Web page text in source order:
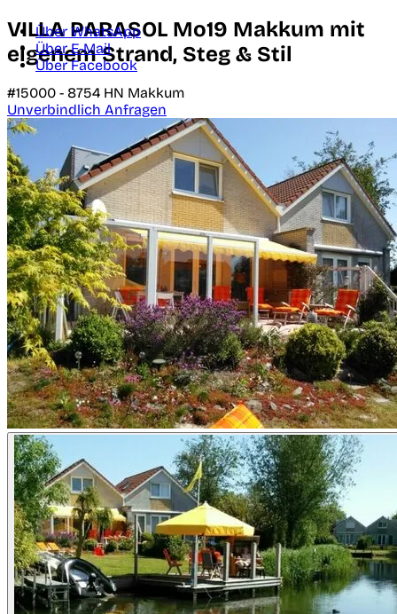
Über WhatsApp
Über E-Mail
Über Facebook
VILLA PARASOL Mo19 Makkum mit
eigenem Strand, Steg & Stil
#15000 - 8754 HN Makkum
Unverbindlich Anfragen